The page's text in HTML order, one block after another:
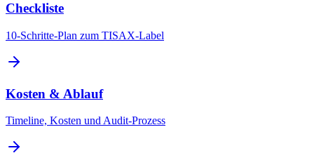
Checkliste
10-Schritte-Plan zum TISAX-Label
Kosten & Ablauf
Timeline, Kosten und Audit-Prozess